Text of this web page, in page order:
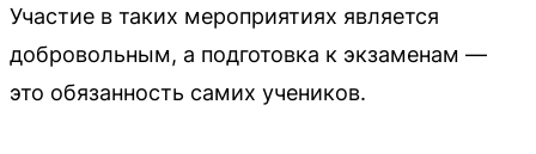
Участие в таких мероприятиях является
добровольным, а подготовка к экзаменам —
это обязанность самих учеников.